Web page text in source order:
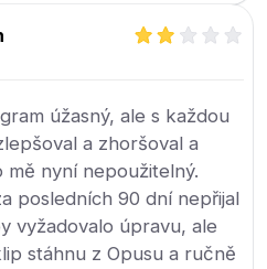
úžasný, ale s každou
a zhoršoval a
mě nyní nepoužitelný.
posledních 90 dní nepřijal
vyžadovalo úpravu, ale
stáhnu z Opusu a ručně